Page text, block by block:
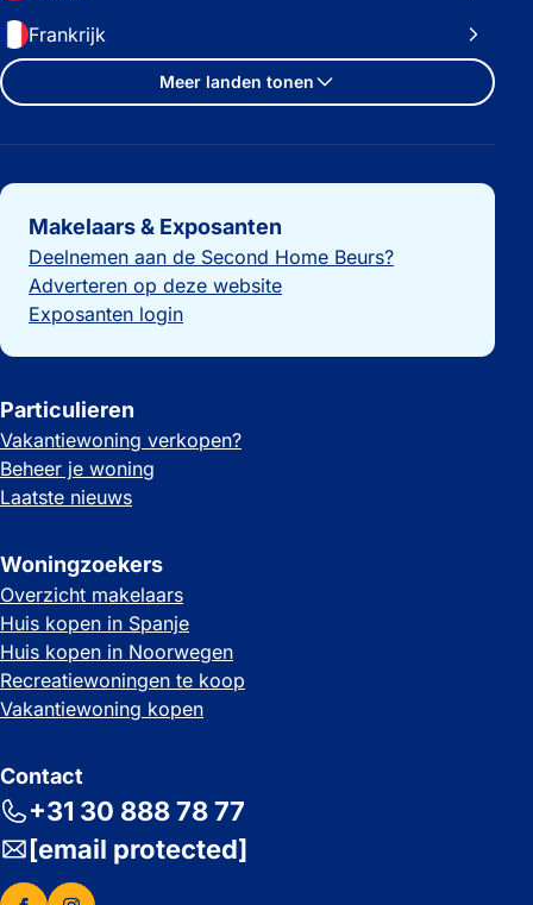
Frankrijk
Meer landen tonen
Belangrijke links
Makelaars & Exposanten
Deelnemen aan de Second Home Beurs?
Adverteren op deze website
Exposanten login
Particulieren
Vakantiewoning verkopen?
Beheer je woning
Laatste nieuws
Woningzoekers
Overzicht makelaars
Huis kopen in Spanje
Huis kopen in Noorwegen
Recreatiewoningen te koop
Vakantiewoning kopen
Contact
+31 30 888 78 77
[email protected]